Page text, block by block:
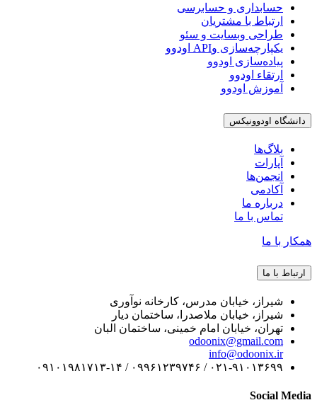
حسابداری و حسابرسی
ارتباط با مشتریان
طراحی وبسایت و سئو
یکپارچه‌سازی وAPI اودوو
پیاده‌سازی اودوو
ارتقاء اودوو
آموزش اودوو
دانشگاه اودوونیکس
بلاگ‌ها
آپارات
انجمن‌ها
آکادمی
درباره ما
تماس با ما
همکار با ما
ارتباط با ما
شیراز، خیابان مدرس، کارخانه نوآوری
شیراز، خیابان ملاصدرا، ساختمان دیار
تهران، خیابان امام خمینی، ساختمان البان
odoonix@gmail.com
info@odoonix.ir
۰۲۱-۹۱۰۱۳۶۹۹ / ۰۹۹۶۱۲۳۹۷۴۶ / ۰۹۱۰۱۹۸۱۷۱۳-۱۴
Social Media